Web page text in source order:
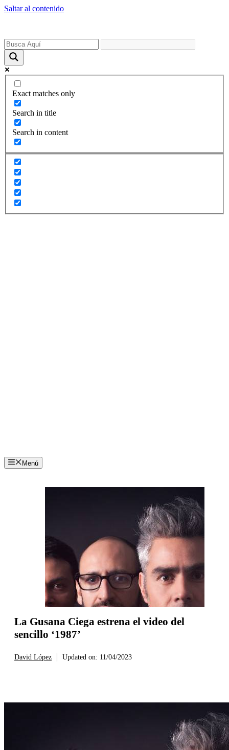
Saltar al contenido
Exact matches only
Search in title
Search in content
Menú
La Gusana Ciega estrena el video del
sencillo ‘1987’
David López Updated on: 11/04/2023